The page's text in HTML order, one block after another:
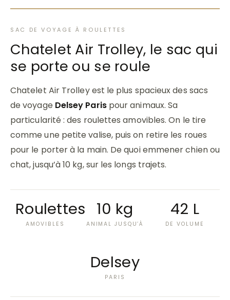
SAC DE VOYAGE À ROULETTES
Chatelet Air Trolley, le sac qui
se porte ou se roule
Chatelet Air Trolley est le plus spacieux des sacs
de voyage Delsey Parispour animaux. Sa
particularité : des roulettes amovibles. On le tire
comme une petite valise, puis on retire les roues
pour le porter à la main. De quoi emmener chien ou
chat, jusqu’à 10 kg, sur les longs trajets.
Roulettes
AMOVIBLES
10 kg
ANIMAL JUSQU’À
42 L
DE VOLUME
Delsey
PARIS